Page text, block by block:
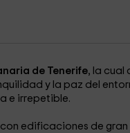
de Tenerife, la cual
y la paz del
e irrepetible.
edificaciones de